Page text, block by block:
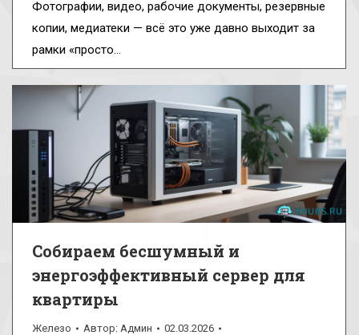
Фотографии, видео, рабочие документы, резервные
копии, медиатеки — всё это уже давно выходит за
рамки «просто…
Собираем бесшумный и
энергоэффективный сервер для
квартиры
Железо Автор: Админ
02.03.2026